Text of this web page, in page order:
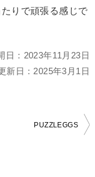
りで頑張る感じで
日： 2023年11月23日
新日： 2025年3月1日
PUZZLEGGS